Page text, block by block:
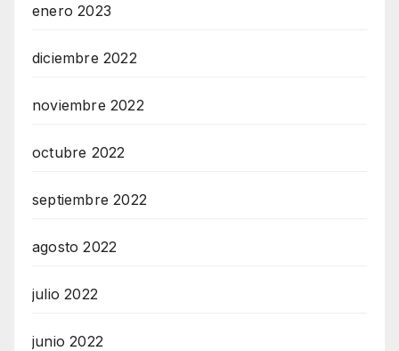
enero 2023
diciembre 2022
noviembre 2022
octubre 2022
septiembre 2022
agosto 2022
julio 2022
junio 2022